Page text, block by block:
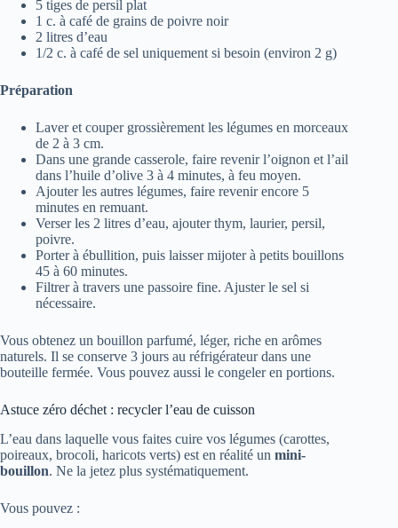
5 tiges de persil plat
1 c. à café de grains de poivre noir
2 litres d’eau
1/2 c. à café de sel uniquement si besoin (environ 2 g)
Préparation
Laver et couper grossièrement les légumes en morceaux
de 2 à 3 cm.
Dans une grande casserole, faire revenir l’oignon et l’ail
dans l’huile d’olive 3 à 4 minutes, à feu moyen.
Ajouter les autres légumes, faire revenir encore 5
minutes en remuant.
Verser les 2 litres d’eau, ajouter thym, laurier, persil,
poivre.
Porter à ébullition, puis laisser mijoter à petits bouillons
45 à 60 minutes.
Filtrer à travers une passoire fine. Ajuster le sel si
nécessaire.
Vous obtenez un bouillon parfumé, léger, riche en arômes
naturels. Il se conserve 3 jours au réfrigérateur dans une
bouteille fermée. Vous pouvez aussi le congeler en portions.
Astuce zéro déchet : recycler l’eau de cuisson
L’eau dans laquelle vous faites cuire vos légumes (carottes,
poireaux, brocoli, haricots verts) est en réalité un mini-
bouillon. Ne la jetez plus systématiquement.
Vous pouvez :